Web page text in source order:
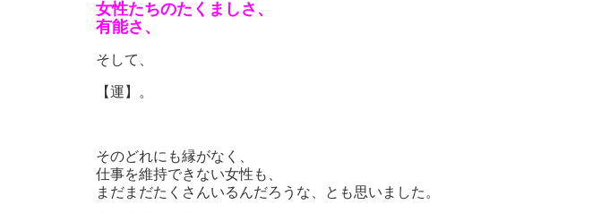
女性たちのたくましさ、
有能さ、
そして、
【運】。
そのどれにも縁がなく、
仕事を維持できない女性も、
まだまだたくさんいるんだろうな、とも思いました。